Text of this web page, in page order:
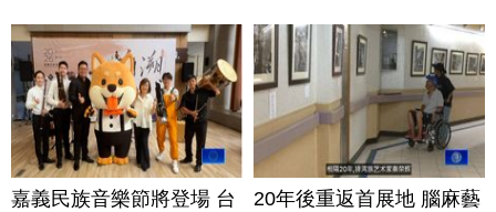
嘉義民族音樂節將登場 台
20年後重返首展地 腦麻藝